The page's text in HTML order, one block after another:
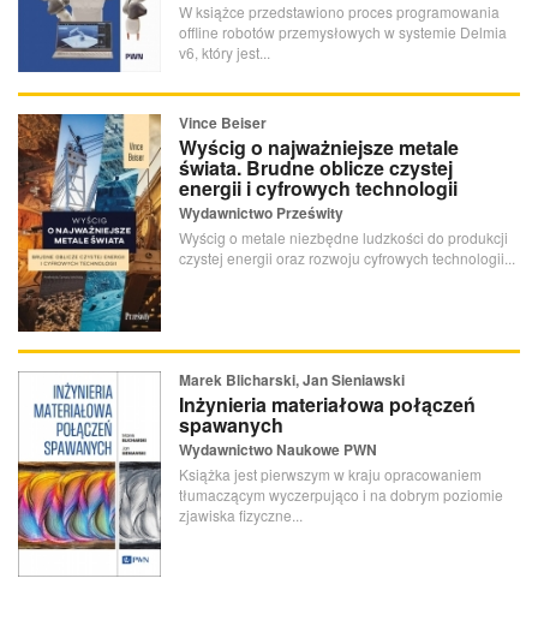
W książce przedstawiono proces programowania
offline robotów przemysłowych w systemie Delmia
v6, który jest...
Vince Beiser
Wyścig o najważniejsze metale
świata. Brudne oblicze czystej
energii i cyfrowych technologii
Wydawnictwo Prześwity
Wyścig o metale niezbędne ludzkości do produkcji
czystej energii oraz rozwoju cyfrowych technologii...
Marek Blicharski, Jan Sieniawski
Inżynieria materiałowa połączeń
spawanych
Wydawnictwo Naukowe PWN
Książka jest pierwszym w kraju opracowaniem
tłumaczącym wyczerpująco i na dobrym poziomie
zjawiska fizyczne...